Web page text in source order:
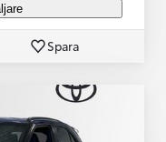
Spara